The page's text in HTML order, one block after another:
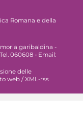
Romana e della
garibaldina -
060608 - Email:
delle
web /XML-rss